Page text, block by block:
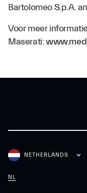
Bartolomeo S.p.A.
Voor meer
Maserati:
NETHERLANDS
NL